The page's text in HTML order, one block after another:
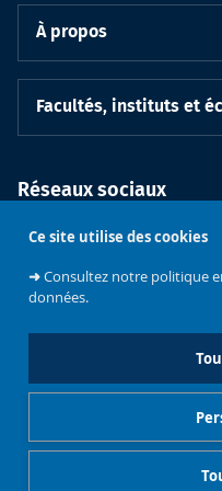
Ce site utilise des cookies
➜Consultez notre politique
données.
À propos
Facultés, instituts et
Réseaux sociaux
l'Université
CIVIS
Mentions légales